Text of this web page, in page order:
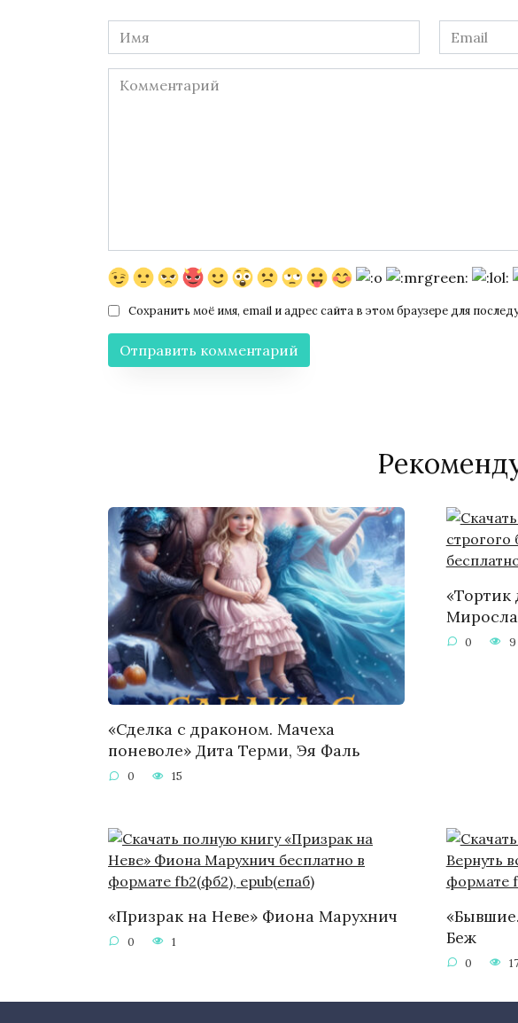
Имя
*
Email
*
Комментарий
Сохранить моё имя, email и адрес сайта в этом браузере для
«Сделка с драконом. Мачеха
поневоле» Дита Терми, Эя Фаль
0 15
«Тортик
0 9
«Призрак на Неве» Фиона Марухнич
0 1
Беж
0